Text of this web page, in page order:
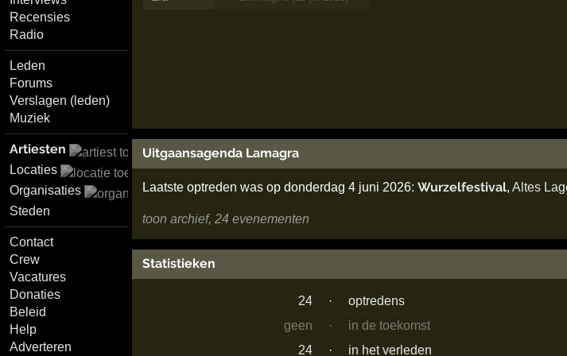
Recensies
Radio
Leden
Forums
Verslagen (leden)
Muziek
Artiesten
Locaties
Organisaties
Steden
Contact
Crew
Vacatures
Donaties
Beleid
Help
Adverteren
Uitgaansagenda Lamagra
Laatste optreden was op donderdag 4 juni 2026: Wurzelfestival, Altes
toon archief, 24 evenementen
Statistieken
24 ·
optredens
geen
·
in de toekomst
24
· in het verleden